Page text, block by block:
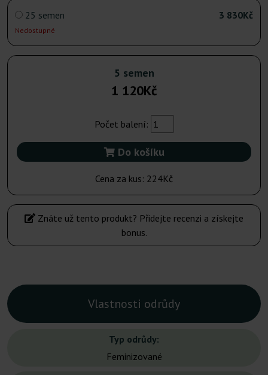
25 semen
Nedostupné
3 830Kč
5 semen
1 120Kč
Počet balení:
Do košíku
Cena za kus: 224Kč
Znáte už tento produkt? Přidejte recenzi a získejte
bonus.
Vlastnosti odrůdy
Typ odrůdy:
Feminizované